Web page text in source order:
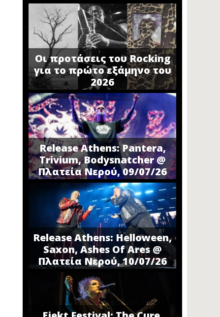
Οι προτάσεις του Rocking
για το πρώτο εξάμηνο του
2026
Release Athens: Pantera,
Trivium, Bodysnatcher @
Πλατεία Νερού, 09/07/26
Release Athens: Helloween,
Saxon, Ashes Of Ares @
Πλατεία Νερού, 10/07/26